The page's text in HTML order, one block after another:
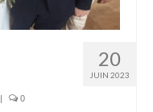
20
JUIN 2023
| 0